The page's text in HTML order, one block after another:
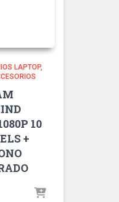
LAPTOP
10
+